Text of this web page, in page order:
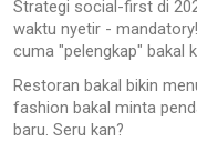
Strategi social-first di
waktu nyetir -
cuma "pelengkap" bakal
Restoran bakal bikin
fashion bakal minta
baru. Seru kan?